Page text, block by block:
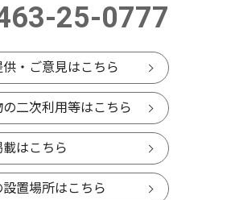
25-0777
・ご意見はこちら
の二次利用等はこちら
はこちら
置場所はこちら